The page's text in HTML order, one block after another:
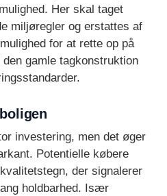
Her skal taget
miljøregler og erstattes af
for at rette op på
gamle tagkonstruktion
investering, men det øger
Potentielle købere
der signalerer
holdbarhed. Især